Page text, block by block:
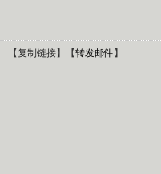
【复制链接】【转发邮件】